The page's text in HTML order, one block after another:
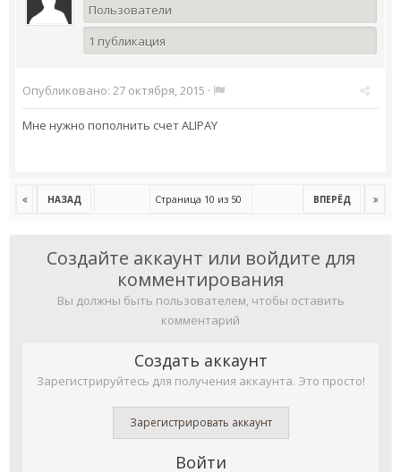
Пользователи
1 публикация
Опубликовано: 27 октября, 2015 ·
Мне нужно пополнить счетALIPAY
НАЗАД ВПЕРЁД
Страница 10 из 50
Создайте аккаунт или войдите для
комментирования
Вы должны быть пользователем, чтобы оставить
комментарий
Создать аккаунт
Зарегистрируйтесь для получения аккаунта. Это просто!
Зарегистрировать аккаунт
Войти